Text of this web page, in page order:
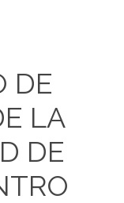
DE
LA
DE